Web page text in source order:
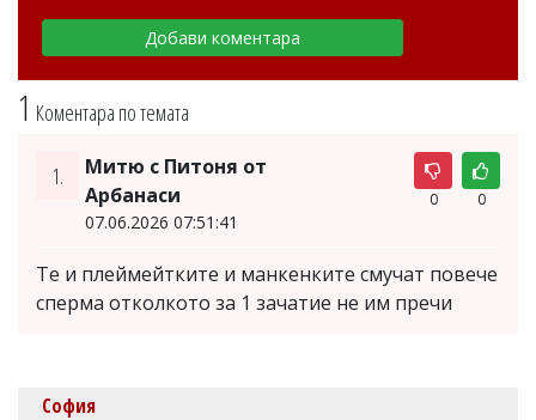
1 Коментара по темата
1.
Митю с Питоня от
Арбанаси
07.06.2026 07:51:41
0 0
Те и плеймейтките и манкенките смучат повече
сперма отколкото за 1 зачатие не им пречи
София